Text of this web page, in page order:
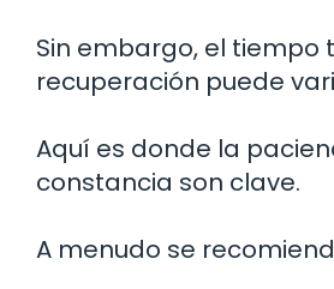
Sin embargo, el tiempo
recuperación puede
Aquí es donde la
constancia son clave.
A menudo se